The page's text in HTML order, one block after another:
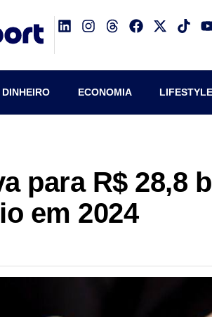
DINHEIRO ECONOMIA LIFESTYLE
para R$ 28,8
em 2024